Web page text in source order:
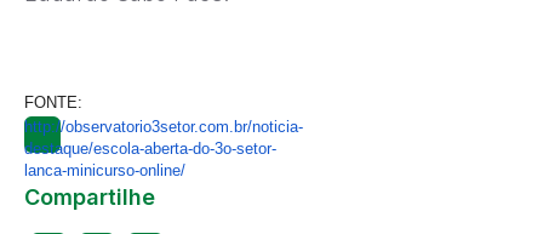
FONTE:
http://observatorio3setor.com.br/noticia-
destaque/escola-aberta-do-3o-setor-
lanca-minicurso-online/
Compartilhe